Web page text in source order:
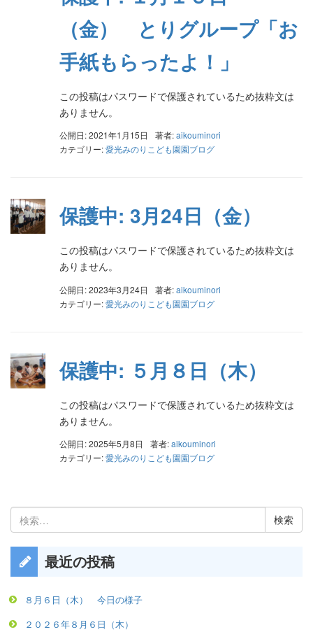
（金） とりグループ「お
手紙もらったよ！」
この投稿はパスワードで保護されているため抜粋文は
ありません。
公開日: 2021年1月15日 著者:aikouminori
カテゴリー:愛光みのりこども園園ブログ
保護中: 3月24日（金）
この投稿はパスワードで保護されているため抜粋文は
ありません。
公開日: 2023年3月24日 著者:aikouminori
カテゴリー:愛光みのりこども園園ブログ
保護中: ５月８日（木）
この投稿はパスワードで保護されているため抜粋文は
ありません。
公開日: 2025年5月8日 著者:aikouminori
カテゴリー:愛光みのりこども園園ブログ
検
索:
最近の投稿
８月６日（木） 今日の様子
２０２６年８月６日（木）